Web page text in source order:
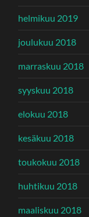
helmikuu 2019
joulukuu 2018
marraskuu 2018
syyskuu 2018
elokuu 2018
kesäkuu 2018
toukokuu 2018
huhtikuu 2018
maaliskuu 2018